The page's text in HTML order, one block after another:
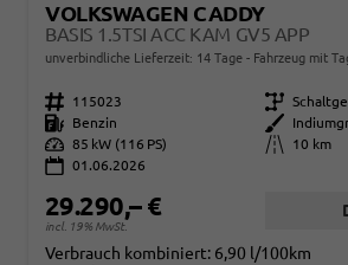
VOLKSWAGEN CADDY
BASIS 1.5TSI ACC KAM GV5 APP
unverbindliche Lieferzeit: 14 Tage Fahrzeug mit
Fahrzeugnr. 115023 Getriebe
Kraftstoff
Benzin Außenfarbe
Leistung 85 kW (116 PS) Kilometerstand
10 km
01.06.2026
29.290,– €
incl. 19% MwSt.
Verbrauch kombiniert: 6,90 l/100km